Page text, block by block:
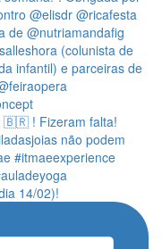
14/02)!